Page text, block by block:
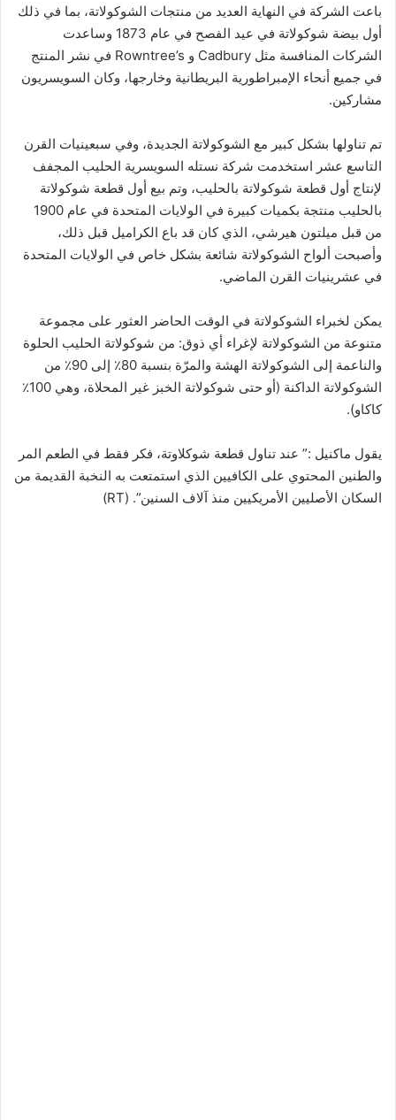
باعت الشركة في النهاية العديد من منتجات الشوكولاتة، بما في ذلك
أول بيضة شوكولاتة في عيد الفصح في عام 1873 وساعدت
الشركات المنافسة مثل Cadbury و Rowntree’s في نشر المنتج
في جميع أنحاء الإمبراطورية البريطانية وخارجها، وكان السويسريون
مشاركين.
تم تناولها بشكل كبير مع الشوكولاتة الجديدة، وفي سبعينيات القرن
التاسع عشر استخدمت شركة نستله السويسرية الحليب المجفف
لإنتاج أول قطعة شوكولاتة بالحليب، وتم بيع أول قطعة شوكولاتة
بالحليب منتجة بكميات كبيرة في الولايات المتحدة في عام 1900
من قبل ميلتون هيرشي، الذي كان قد باع الكراميل قبل ذلك،
وأصبحت ألواح الشوكولاتة شائعة بشكل خاص في الولايات المتحدة
في عشرينيات القرن الماضي.
يمكن لخبراء الشوكولاتة في الوقت الحاضر العثور على مجموعة
متنوعة من الشوكولاتة لإغراء أي ذوق: من شوكولاتة الحليب الحلوة
والناعمة إلى الشوكولاتة الهشة والمرّة بنسبة 80٪ إلى 90٪ من
الشوكولاتة الداكنة (أو حتى شوكولاتة الخبز غير المحلاة، وهي 100٪
كاكاو).
يقول ماكنيل :” عند تناول قطعة شوكلاوتة، فكر فقط في الطعم المر
والطنين المحتوي على الكافيين الذي استمتعت به النخبة القديمة من
السكان الأصليين الأمريكيين منذ آلاف السنين”. (RT)